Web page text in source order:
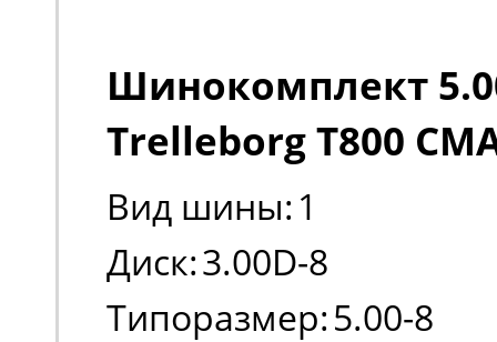
Шинокомплект
Trelleborg T800
Вид шины: 1
Диск:3.00D-8
Типоразмер:5.00-8